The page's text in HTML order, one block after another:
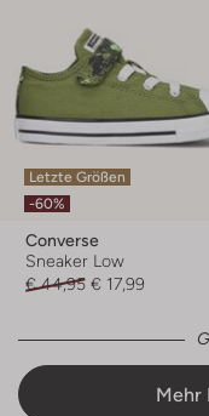
Letzte Größen
-60%
Converse
Sneaker Low
€ 44,95 € 17,99
Mehr